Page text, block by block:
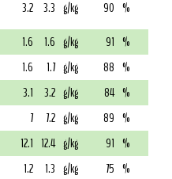
3.2 3.3 g/kg 90 %
1.6 1.6 g/kg 91 %
1.6 1.7 g/kg 88 %
3.1 3.2 g/kg 84 %
7 7.2 g/kg 89 %
12.1 12.4 g/kg 91 %
1.2 1.3 g/kg 75 %